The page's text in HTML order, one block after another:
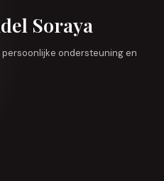
Soraya
ondersteuning en